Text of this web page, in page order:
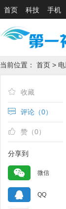
首页 科技 手机
当前位置： 首页 >
收藏
评论（0）
赞（0）
分享到
微信
QQ